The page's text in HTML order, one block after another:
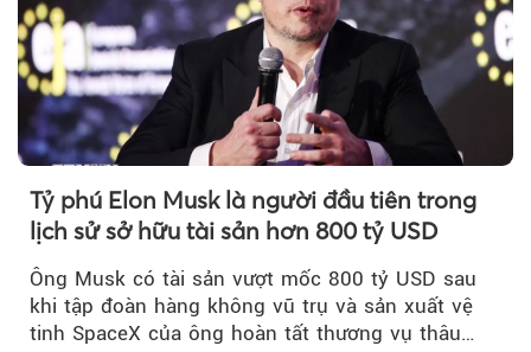
Tỷ phú Elon Musk là người đầu tiên trong
lịch sử sở hữu tài sản hơn 800 tỷ USD
Ông Musk có tài sản vượt mốc 800 tỷ USD sau
khi tập đoàn hàng không vũ trụ và sản xuất vệ
tinh SpaceX của ông hoàn tất thương vụ thâu